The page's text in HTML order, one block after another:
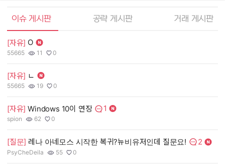
엘소드 커뮤니티
이슈 게시판 공략 게시판 거래 게시판
[자유] O
작성자:
55665
조회수:
11
추천수:
0
[자유] ㄴ
작성자:
55665
조회수:
19
추천수:
0
[자유] Windows 10이 연장 댓글수:
1
작성자:
spion
조회수:
62
추천수:
0
[질문] 레나 아네모스 시작한 복귀?뉴비유저인데 질문요! 댓글수:
2
작성자:
PsyCheDeila
조회수:
55
추천수:
0